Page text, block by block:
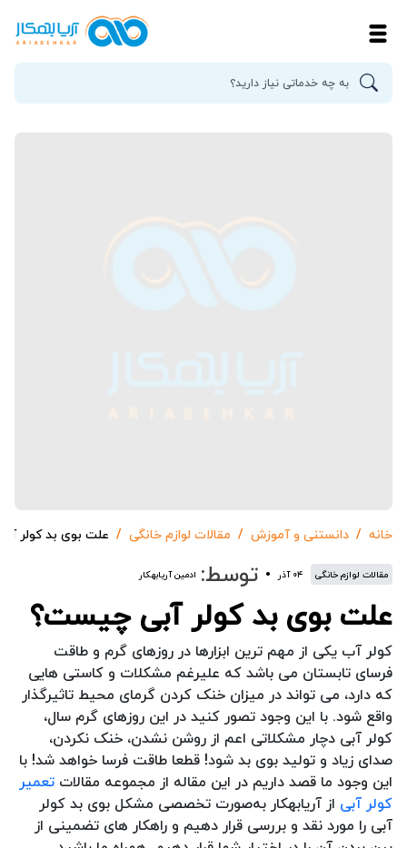
خانه دانستنی و آموزش مقالات لوازم خانگی علت بوی بد کولر
مقالات لوازم خانگی ۰۴ آذر توسط: ادمین آریابهکار
علت بوی بد کولر آبی چیست؟
کولر آب یکی از مهم ترین ابزارها در روزهای گرم و طاقت
فرسای تابستان می باشد که علیرغم مشکلات و کاستی هایی
که دارد، می تواند در میزان خنک کردن گرمای محیط تاثیرگذار
واقع شود. با این وجود تصور کنید در این روزهای گرم سال،
کولر آبی دچار مشکلاتی اعم از روشن نشدن، خنک نکردن،
صدای زیاد و تولید بوی بد شود! قطعا طاقت فرسا خواهد شد! با
این وجود ما قصد داریم در این مقاله از مجموعه مقالات تعمیر
کولر آبی از آریابهکار به‌صورت تخصصی مشکل بوی بد کولر
آبی را مورد نقد و بررسی قرار دهیم و راهکار های تضمینی از